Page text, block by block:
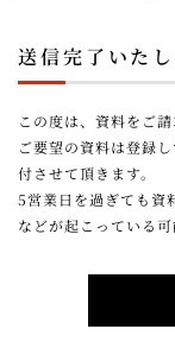
送信完了いたし
この度は、資料をご
ご要望の資料は登録
付させて頂きます。
5営業日を過ぎても資
などが起こっている